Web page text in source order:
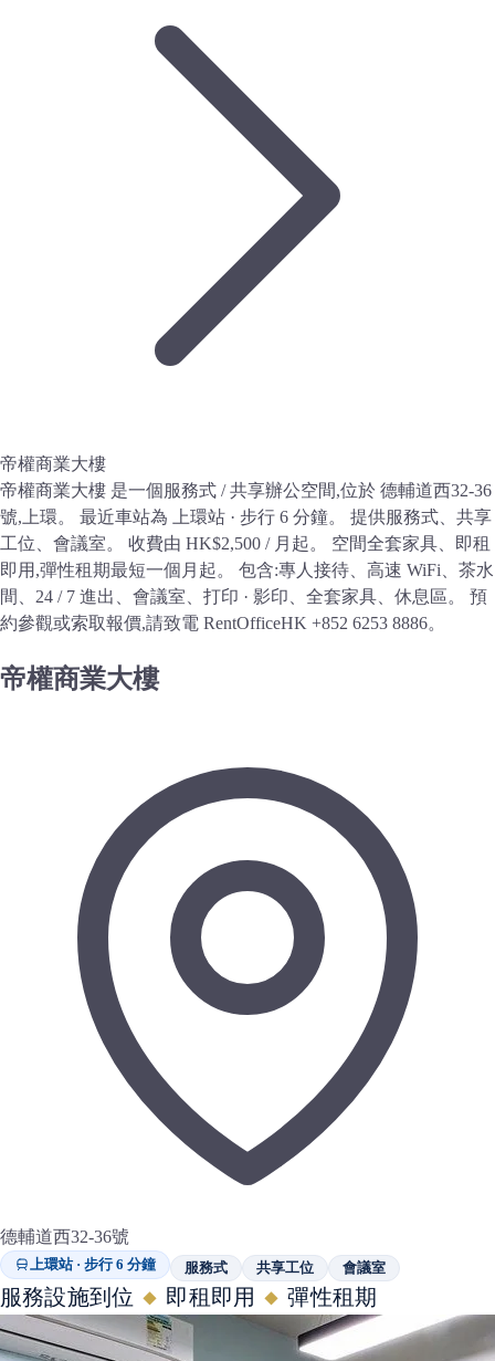
帝權商業大樓
帝權商業大樓 是一個服務式 / 共享辦公空間,位於 德輔道西32-36
號,上環。 最近車站為 上環站 · 步行 6 分鐘。 提供服務式、共享
工位、會議室。 收費由 HK$2,500 / 月起。 空間全套家具、即租
即用,彈性租期最短一個月起。 包含:專人接待、高速 WiFi、茶水
間、24 / 7 進出、會議室、打印 · 影印、全套家具、休息區。 預
約參觀或索取報價,請致電 RentOfficeHK +852 6253 8886。
帝權商業大樓
德輔道西32-36號
上環站 · 步行 6 分鐘 服務式 共享工位 會議室
服務設施到位 ◆ 即租即用 ◆ 彈性租期